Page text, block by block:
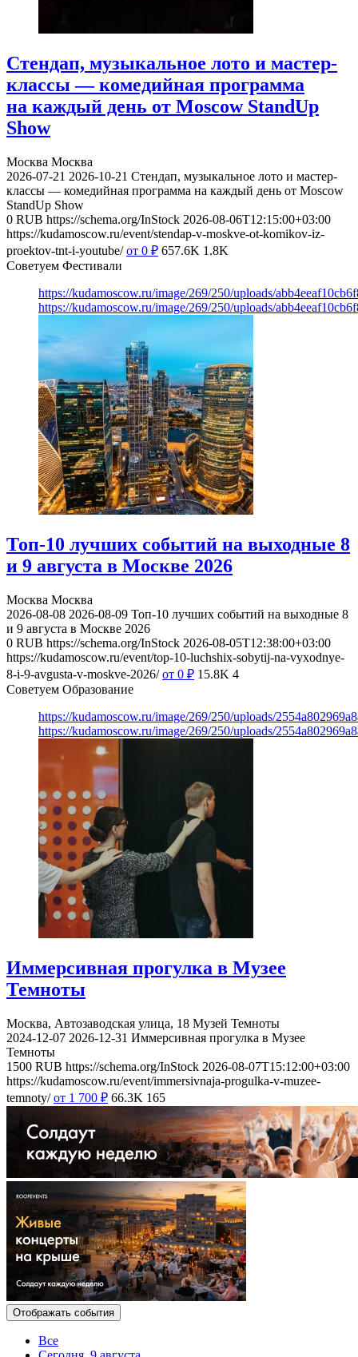
Стендап, музыкальное лото и мастер-
классы — комедийная программа
на каждый день от Moscow StandUp
Show
Москва Москва
2026-07-21 2026-10-21 Стендап, музыкальное лото и мастер-
классы — комедийная программа на каждый день от Moscow
StandUp Show
0 RUB https://schema.org/InStock 2026-08-06T12:15:00+03:00
https://kudamoscow.ru/event/stendap-v-moskve-ot-komikov-iz-
proektov-tnt-i-youtube/ от 0 ₽ 657.6K 1.8K
Советуем Фестивали
https://kudamoscow.ru/image/269/250/uploads/
https://kudamoscow.ru/image/269/250/uploads/
Топ-10 лучших событий на выходные 8
и 9 августа в Москве 2026
Москва Москва
2026-08-08 2026-08-09 Топ-10 лучших событий на выходные 8
и 9 августа в Москве 2026
0 RUB https://schema.org/InStock 2026-08-05T12:38:00+03:00
https://kudamoscow.ru/event/top-10-luchshix-sobytij-na-vyxodnye-
8-i-9-avgusta-v-moskve-2026/ от 0 ₽ 15.8K 4
Советуем Образование
https://kudamoscow.ru/image/269/250/uploads/
https://kudamoscow.ru/image/269/250/uploads/
Иммерсивная прогулка в Музее
Темноты
Москва, Автозаводская улица, 18 Музей Темноты
2024-12-07 2026-12-31 Иммерсивная прогулка в Музее
Темноты
1500 RUB https://schema.org/InStock 2026-08-07T15:12:00+03:00
https://kudamoscow.ru/event/immersivnaja-progulka-v-muzee-
temnoty/ от 1 700 ₽ 66.3K 165
Отображать события
Все